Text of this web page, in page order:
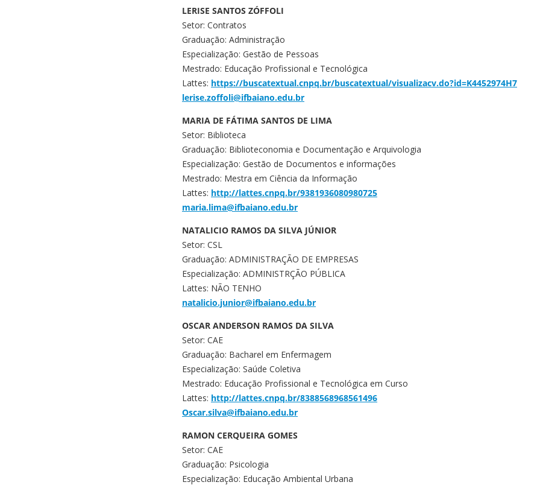
LERISE SANTOS ZÓFFOLI
Setor: Contratos
Graduação: Administração
Especialização: Gestão de Pessoas
Mestrado: Educação Profissional e Tecnológica
Lattes: https://buscatextual.cnpq.br/buscatextual/visualizacv.do?id=K4452974H7
lerise.zoffoli@ifbaiano.edu.br
MARIA DE FÁTIMA SANTOS DE LIMA
Setor: Biblioteca
Graduação: Biblioteconomia e Documentação e Arquivologia
Especialização: Gestão de Documentos e informações
Mestrado: Mestra em Ciência da Informação
Lattes: http://lattes.cnpq.br/9381936080980725
maria.lima@ifbaiano.edu.br
NATALICIO RAMOS DA SILVA JÚNIOR
Setor: CSL
Graduação: ADMINISTRAÇÃO DE EMPRESAS
Especialização: ADMINISTRÇÃO PÚBLICA
Lattes: NÃO TENHO
natalicio.junior@ifbaiano.edu.br
OSCAR ANDERSON RAMOS DA SILVA
Setor: CAE
Graduação: Bacharel em Enfermagem
Especialização: Saúde Coletiva
Mestrado: Educação Profissional e Tecnológica em Curso
Lattes: http://lattes.cnpq.br/8388568968561496
Oscar.silva@ifbaiano.edu.br
RAMON CERQUEIRA GOMES
Setor: CAE
Graduação: Psicologia
Especialização: Educação Ambiental Urbana